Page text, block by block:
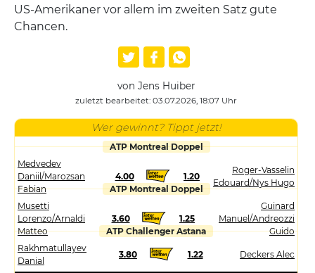
US-Amerikaner vor allem im zweiten Satz gute
Chancen.
von Jens Huiber
zuletzt bearbeitet: 03.07.2026, 18:07 Uhr
Wer gewinnt? Tippt jetzt!
ATP Montreal Doppel
Medvedev
Daniil/Marozsan
Fabian
4.00 1.20
Roger-Vasselin
Edouard/Nys Hugo
ATP Montreal Doppel
Musetti
Lorenzo/Arnaldi
Matteo
3.60 1.25
Guinard
Manuel/Andreozzi
Guido
ATP Challenger Astana
Rakhmatullayev
Danial
3.80 1.22 Deckers Alec